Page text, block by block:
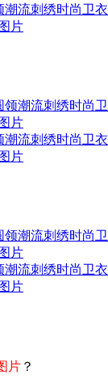
潮流刺绣时尚卫衣
片
潮流刺绣时尚卫衣
片
潮流刺绣时尚卫衣
片
片 ？